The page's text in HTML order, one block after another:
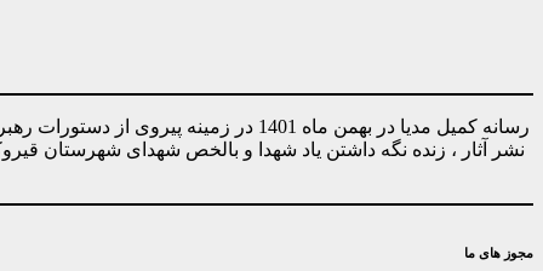
رسانه کمیل مدیا در بهمن ماه 1401
نشر آثار ، زنده نگه داشتن یاد شهدا و بالخص شهدای شهرستان
مجوز های ما